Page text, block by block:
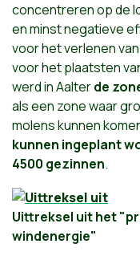
concentreren op de
en minst negatieve
voor het verlenen
voor het plaatsten
werd in Aalterde
als een zone waar
molens kunnen
kunnen ingeplant
4500 gezinnen.
Uittreksel uit het
windenergie"